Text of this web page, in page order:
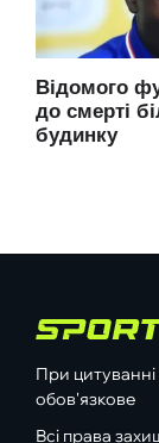
При цитуванні
обов'язкове
Всі права